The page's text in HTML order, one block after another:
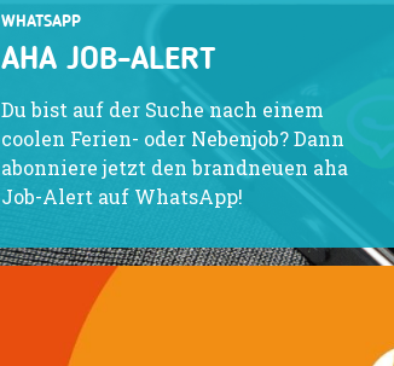
WHATSAPP
AHA JOB-ALERT
Du bist auf der Suche nach einem
coolen Ferien- oder Nebenjob? Dann
abonniere jetzt den brandneuen aha
Job-Alert auf WhatsApp!